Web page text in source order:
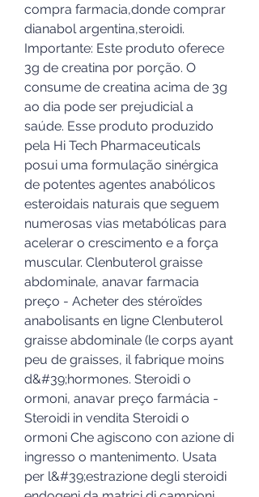
compra farmacia,donde comprar
dianabol argentina,steroidi.
Importante: Este produto oferece
3g de creatina por porção. O
consume de creatina acima de 3g
ao dia pode ser prejudicial a
saúde. Esse produto produzido
pela Hi Tech Pharmaceuticals
posui uma formulação sinérgica
de potentes agentes anabólicos
esteroidais naturais que seguem
numerosas vias metabólicas para
acelerar o crescimento e a força
muscular. Clenbuterol graisse
abdominale, anavar farmacia
preço - Acheter des stéroïdes
anabolisants en ligne Clenbuterol
graisse abdominale (le corps ayant
peu de graisses, il fabrique moins
d&#39;hormones. Steroidi o
ormoni, anavar preço farmácia -
Steroidi in vendita Steroidi o
ormoni Che agiscono con azione di
ingresso o mantenimento. Usata
per l&#39;estrazione degli steroidi